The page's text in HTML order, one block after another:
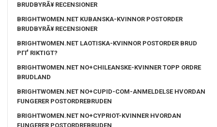
BRUDBYRÃ¥ RECENSIONER
BRIGHTWOMEN.NET KUBANSKA-KVINNOR POSTORDER
BRUDBYRÃ¥ RECENSIONER
BRIGHTWOMEN.NET LAOTISKA-KVINNOR POSTORDER BRUD
PГҐ RIKTIGT?
BRIGHTWOMEN.NET NO+CHILEANSKE-KVINNER TOPP ORDRE
BRUDLAND
BRIGHTWOMEN.NET NO+CUPID-COM-ANMELDELSE HVORDAN
FUNGERER POSTORDREBRUDEN
BRIGHTWOMEN.NET NO+CYPRIOT-KVINNER HVORDAN
FUNGERER POSTORDREBRUDEN